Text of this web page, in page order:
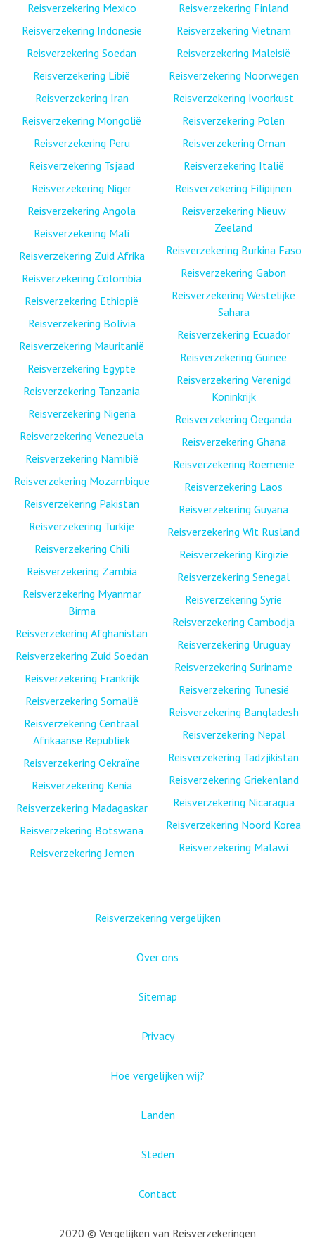
Reisverzekering Mexico
Reisverzekering Indonesië
Reisverzekering Soedan
Reisverzekering Libië
Reisverzekering Iran
Reisverzekering Mongolië
Reisverzekering Peru
Reisverzekering Tsjaad
Reisverzekering Niger
Reisverzekering Angola
Reisverzekering Mali
Reisverzekering Zuid Afrika
Reisverzekering Colombia
Reisverzekering Ethiopië
Reisverzekering Bolivia
Reisverzekering Mauritanië
Reisverzekering Egypte
Reisverzekering Tanzania
Reisverzekering Nigeria
Reisverzekering Venezuela
Reisverzekering Namibië
Reisverzekering Mozambique
Reisverzekering Pakistan
Reisverzekering Turkije
Reisverzekering Chili
Reisverzekering Zambia
Reisverzekering Myanmar
Birma
Reisverzekering Afghanistan
Reisverzekering Zuid Soedan
Reisverzekering Frankrijk
Reisverzekering Somalië
Reisverzekering Centraal
Afrikaanse Republiek
Reisverzekering Oekraïne
Reisverzekering Kenia
Reisverzekering Madagaskar
Reisverzekering Botswana
Reisverzekering Jemen
Reisverzekering Finland
Reisverzekering Vietnam
Reisverzekering Maleisië
Reisverzekering Noorwegen
Reisverzekering Ivoorkust
Reisverzekering Polen
Reisverzekering Oman
Reisverzekering Italië
Reisverzekering Filipijnen
Reisverzekering Nieuw
Zeeland
Reisverzekering Burkina Faso
Reisverzekering Gabon
Reisverzekering Westelijke
Sahara
Reisverzekering Ecuador
Reisverzekering Guinee
Reisverzekering Verenigd
Koninkrijk
Reisverzekering Oeganda
Reisverzekering Ghana
Reisverzekering Roemenië
Reisverzekering Laos
Reisverzekering Guyana
Reisverzekering Wit Rusland
Reisverzekering Kirgizië
Reisverzekering Senegal
Reisverzekering Syrië
Reisverzekering Cambodja
Reisverzekering Uruguay
Reisverzekering Suriname
Reisverzekering Tunesië
Reisverzekering Bangladesh
Reisverzekering Nepal
Reisverzekering Tadzjikistan
Reisverzekering Griekenland
Reisverzekering Nicaragua
Reisverzekering Noord Korea
Reisverzekering Malawi
Reisverzekering vergelijken
Over ons
Sitemap
Privacy
Hoe vergelijken wij?
Landen
Steden
Contact
2020 © Vergelijken van Reisverzekeringen